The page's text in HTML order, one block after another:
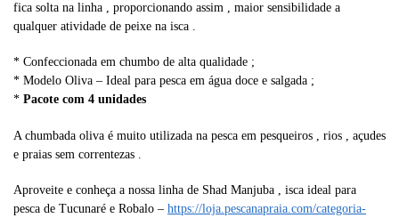
fica solta na linha , proporcionando assim , maior sensibilidade a
qualquer atividade de peixe na isca .
* Confeccionada em chumbo de alta qualidade ;
* Modelo Oliva – Ideal para pesca em água doce e salgada ;
* Pacote com 4 unidades
A chumbada oliva é muito utilizada na pesca em pesqueiros , rios , açudes
e praias sem correntezas .
Aproveite e conheça a nossa linha de Shad Manjuba , isca ideal para
pesca de Tucunaré e Robalo – https://loja.pescanapraia.com/categoria-